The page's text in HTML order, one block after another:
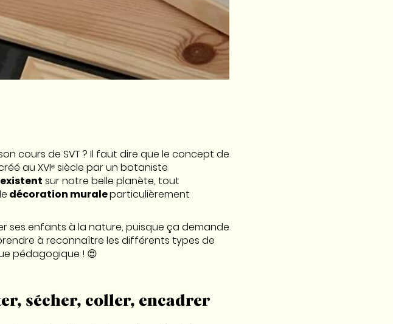
cours de SVT ? Il faut dire que le concept de
au XVIᵉ siècle par un botaniste
sur notre belle planète, tout
décoration muraleparticulièrement
ses enfants à la nature, puisque ça demande
à reconnaître les différents types de
pédagogique ! 😍
sécher, coller, encadrer